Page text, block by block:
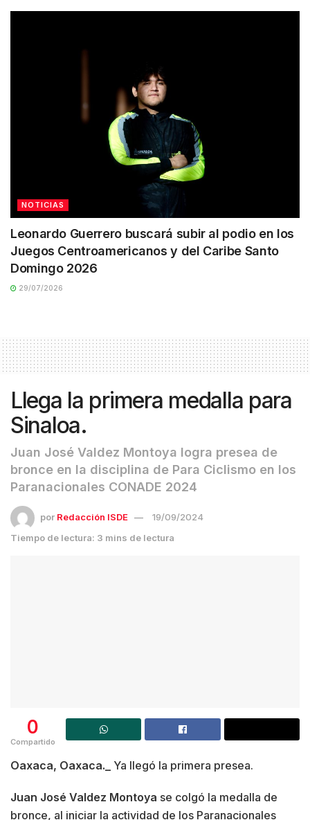
NOTICIAS
Leonardo Guerrero buscará subir al podio en los
Juegos Centroamericanos y del Caribe Santo
Domingo 2026
29/07/2026
Llega la primera medalla para
Sinaloa.
Juan José Valdez Montoya logra presea de
bronce en la disciplina de Para Ciclismo en los
Paranacionales CONADE 2024
por Redacción ISDE
19/09/2024
Tiempo de lectura: 3 mins de lectura
0
Compartido
Oaxaca, Oaxaca._ Ya llegó la primera presea.
Juan José Valdez Montoya se colgó la medalla de
bronce, al iniciar la actividad de los Paranacionales